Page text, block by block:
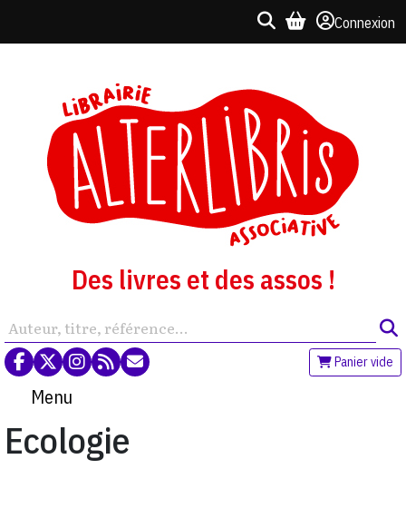
Connexion
Des livres et des assos !
Panier vide
Menu
Ecologie